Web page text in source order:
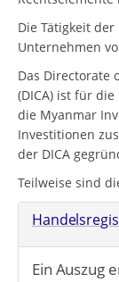
Die Tätigkeit
Unternehmen
Das Directorate
(DICA) ist für
die Myanmar
Investitionen
der DICA
Teilweise sind
Ein Auszug